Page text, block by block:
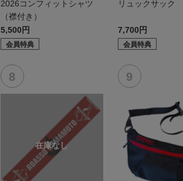
2026コンフィットシャツ
（襟付き）
5,500円
会員特典
リュックサック
7,700円
会員特典